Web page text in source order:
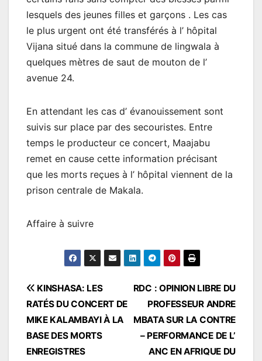
lesquels des jeunes filles et garçons . Les cas
le plus urgent ont été transférés à l’ hôpital
Vijana situé dans la commune de lingwala à
quelques mètres de saut de mouton de l’
avenue 24.
En attendant les cas d’ évanouissement sont
suivis sur place par des secouristes. Entre
temps le producteur ce concert, Maajabu
remet en cause cette information précisant
que les morts reçues à l’ hôpital viennent de la
prison centrale de Makala.
Affaire à suivre
Navigation
de
l’article
RDC : OPINION LIBRE DU
PROFESSEUR ANDRE
MBATA SUR LA CONTRE
– PERFORMANCE DE L’
ANC EN AFRIQUE DU
KINSHASA: LES
RATÉS DU CONCERT DE
MIKE KALAMBAYI À LA
BASE DES MORTS
ENREGISTRES